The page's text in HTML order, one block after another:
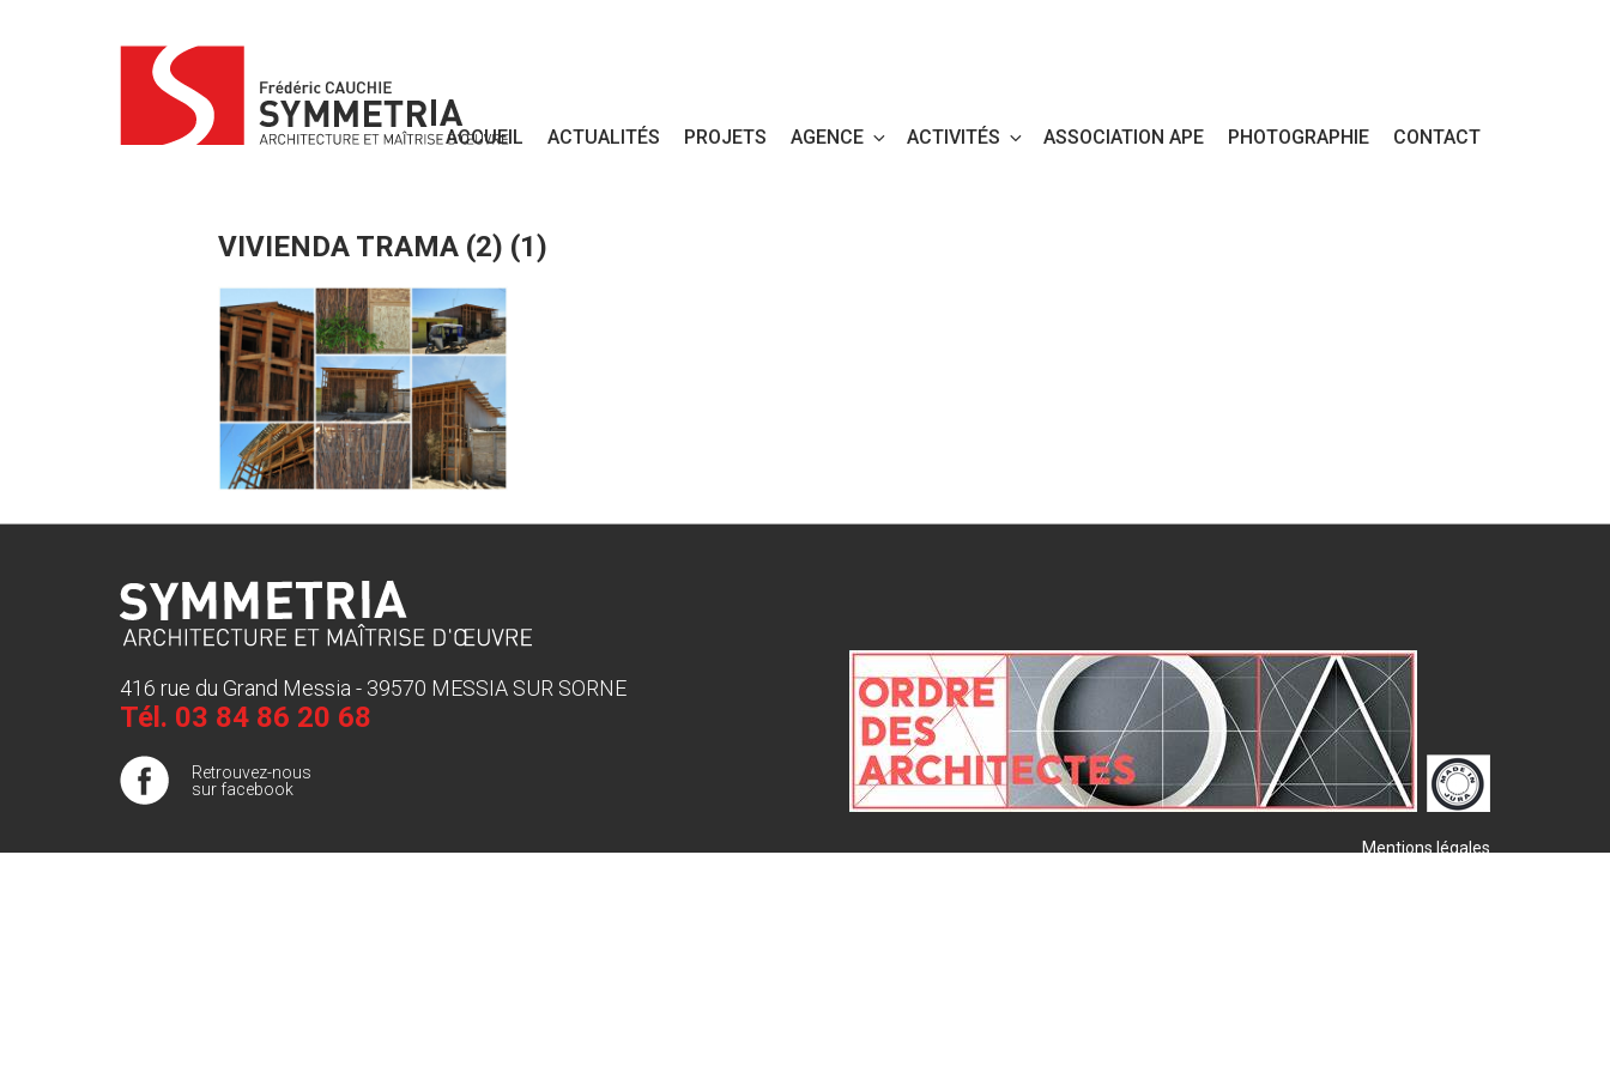
ACCUEIL ACTUALITÉS PROJETS AGENCE ACTIVITÉS ASSOCIATION APE PHOTOGRAPHIE CONTACT
VIVIENDA TRAMA (2) (1)
416 rue du Grand Messia - 39570 MESSIA SUR SORNE
Tél. 03 84 86 20 68
Retrouvez-nous
sur facebook
Mentions légales